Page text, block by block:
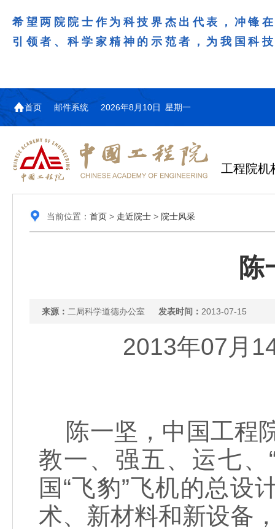
希望两院院士作为科技界杰出代表，冲锋
引领者、科学家精神的示范者，为我国科
首页 邮件系统 2026年8月10日 星期一
工程院机
当前位置： 首页> 走近院士> 院士风采
陈
来源： 二局科学道德办公室 发表时间： 2013-07-15
2013年07月
陈一坚，中国工程
教一、强五、运七
国“飞豹”飞机的总设
术、新材料和新设备